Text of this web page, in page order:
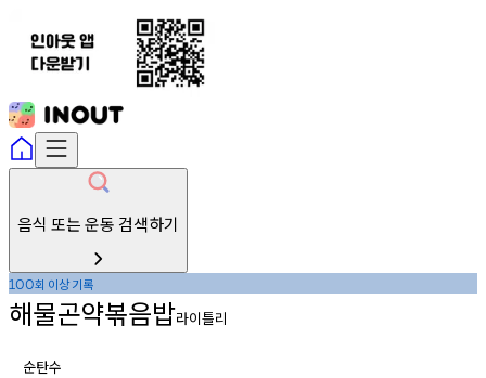
음식 또는 운동 검색하기
100회 이상기록
해물곤약볶음밥라이틀리
순탄수